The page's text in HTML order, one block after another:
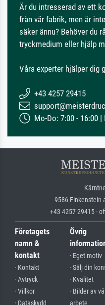
Är du intresserad av ett
från vår fabrik, men är
säker ännu? Behöver du
tryckmedium eller hjälp
Våra experter hjälper dig
+43 4257 29415
Mo-Do: 7:00 - 16:00 |
9586 Finkenstein
+43 4257 29415 ·
Företagets
namn &
kontakt
· Kontakt
· Avtryck
· Villkor
Övrig
· Eget motiv
· Sälj din
· Kvalitet
· Bilder av